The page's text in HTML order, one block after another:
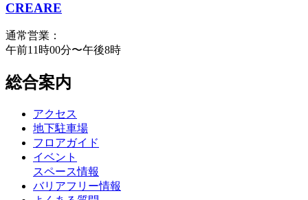
CREARE
通常営業：
午前11時00分〜午後8時
総合案内
アクセス
地下駐車場
フロアガイド
イベント
スペース情報
バリアフリー情報